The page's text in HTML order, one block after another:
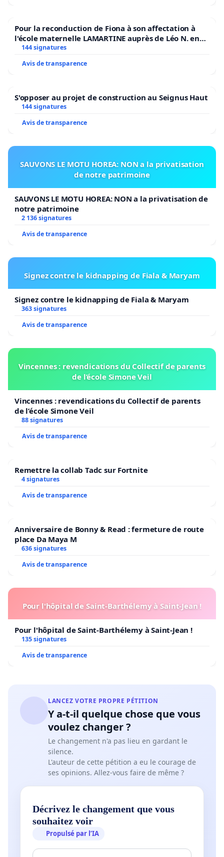
Pour la reconduction de Fiona à son affectation à
l'école maternelle LAMARTINE auprès de Léo N. en
2026/2027
144 signatures
Avis de transparence
S'opposer au projet de construction au Seignus Haut
144 signatures
Avis de transparence
SAUVONS LE MOTU HOREA: NON a la privatisation
de notre patrimoine
SAUVONS LE MOTU HOREA: NON a la privatisation de
notre patrimoine
2 136 signatures
Avis de transparence
Signez contre le kidnapping de Fiala & Maryam
Signez contre le kidnapping de Fiala & Maryam
363 signatures
Avis de transparence
Vincennes : revendications du Collectif de parents
de l’école Simone Veil
Vincennes : revendications du Collectif de parents
de l’école Simone Veil
88 signatures
Avis de transparence
Remettre la collab Tadc sur Fortnite
4 signatures
Avis de transparence
Anniversaire de Bonny & Read : fermeture de route
place Da Maya M
636 signatures
Avis de transparence
Pour l'hôpital de Saint-Barthélemy à Saint-Jean !
Pour l'hôpital de Saint-Barthélemy à Saint-Jean !
135 signatures
Avis de transparence
LANCEZ VOTRE PROPRE PÉTITION
Y a-t-il quelque chose que vous
voulez changer ?
Le changement n'a pas lieu en gardant le
silence.
L'auteur de cette pétition a eu le courage de
ses opinions. Allez-vous faire de même ?
Décrivez le changement que vous
souhaitez voir
Propulsé par l’IA